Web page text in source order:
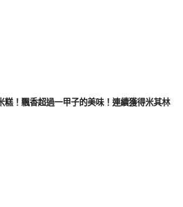
糕！飄香超過一甲子的美味！連續獲得米其林